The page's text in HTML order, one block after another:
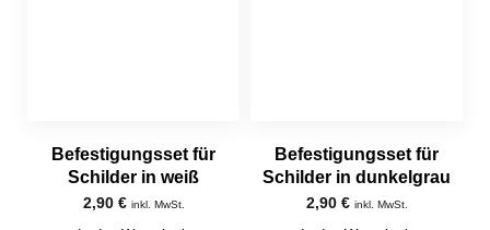
Befestigungsset für
Schilder in weiß
2,90 € inkl. MwSt.
Befestigungsset für
Schilder in dunkelgrau
2,90 € inkl. MwSt.